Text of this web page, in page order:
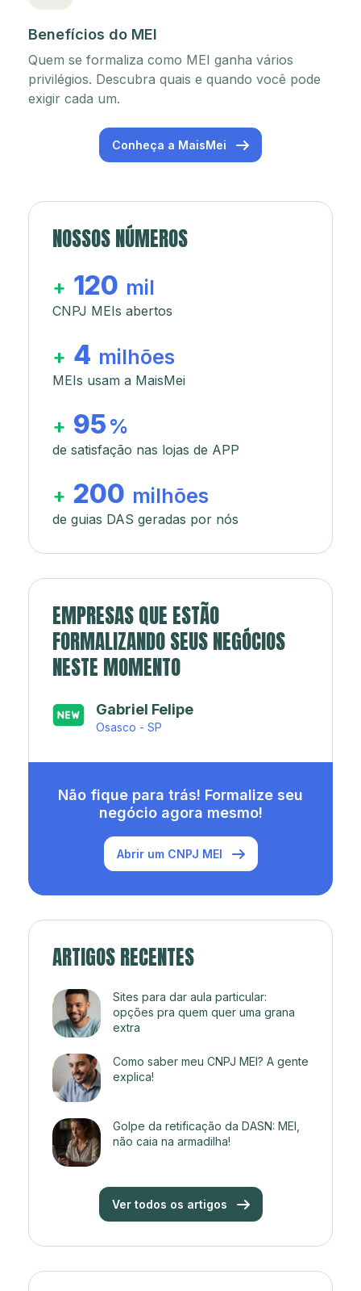
Benefícios do MEI
Quem se formaliza como MEI ganha vários
privilégios. Descubra quais e quando você pode
exigir cada um.
Conheça a MaisMei
NOSSOS NÚMEROS
+ 120 mil
CNPJ MEIs abertos
+ 4 milhões
MEIs usam a MaisMei
+ 95 %
de satisfação nas lojas de APP
+ 200 milhões
de guias DAS geradas por nós
EMPRESAS QUE ESTÃO
FORMALIZANDO SEUS NEGÓCIOS
NESTE MOMENTO
Japa’s açaí e sorveteria
Rio de Janeiro - RJ
Não fique para trás! Formalize seu
negócio agora mesmo!
Abrir um CNPJ MEI
ARTIGOS RECENTES
Sites para dar aula particular:
opções pra quem quer uma grana
extra
Como saber meu CNPJ MEI? A gente
explica!
Golpe da retificação da DASN: MEI,
não caia na armadilha!
Ver todos os artigos